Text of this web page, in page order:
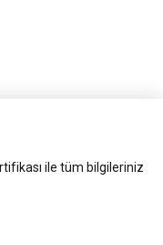
ile tüm bilgileriniz